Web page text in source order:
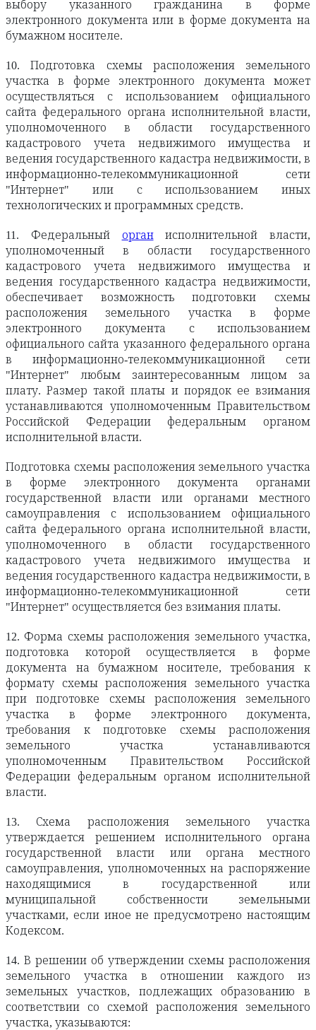
выбору указанного гражданина в форме
электронного документа или в форме документа на
бумажном носителе.
10. Подготовка схемы расположения земельного
участка в форме электронного документа может
осуществляться с использованием официального
сайта федерального органа исполнительной власти,
уполномоченного в области государственного
кадастрового учета недвижимого имущества и
ведения государственного кадастра недвижимости, в
информационно-телекоммуникационной сети
"Интернет" или с использованием иных
технологических и программных средств.
11. Федеральный органисполнительной власти,
уполномоченный в области государственного
кадастрового учета недвижимого имущества и
ведения государственного кадастра недвижимости,
обеспечивает возможность подготовки схемы
расположения земельного участка в форме
электронного документа с использованием
официального сайта указанного федерального органа
в информационно-телекоммуникационной сети
"Интернет" любым заинтересованным лицом за
плату. Размер такой платы и порядок ее взимания
устанавливаются уполномоченным Правительством
Российской Федерации федеральным органом
исполнительной власти.
Подготовка схемы расположения земельного участка
в форме электронного документа органами
государственной власти или органами местного
самоуправления с использованием официального
сайта федерального органа исполнительной власти,
уполномоченного в области государственного
кадастрового учета недвижимого имущества и
ведения государственного кадастра недвижимости, в
информационно-телекоммуникационной сети
"Интернет" осуществляется без взимания платы.
12. Форма схемы расположения земельного участка,
подготовка которой осуществляется в форме
документа на бумажном носителе, требования к
формату схемы расположения земельного участка
при подготовке схемы расположения земельного
участка в форме электронного документа,
требования к подготовке схемы расположения
земельного участка устанавливаются
уполномоченным Правительством Российской
Федерации федеральным органом исполнительной
власти.
13. Схема расположения земельного участка
утверждается решением исполнительного органа
государственной власти или органа местного
самоуправления, уполномоченных на распоряжение
находящимися в государственной или
муниципальной собственности земельными
участками, если иное не предусмотрено настоящим
Кодексом.
14. В решении об утверждении схемы расположения
земельного участка в отношении каждого из
земельных участков, подлежащих образованию в
соответствии со схемой расположения земельного
участка, указываются: